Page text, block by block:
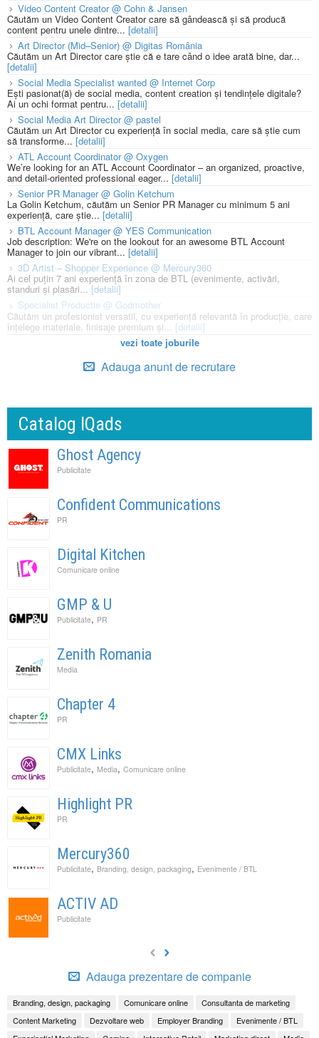
Video Content Creator @ Cohn & Jansen
Căutăm un Video Content Creator care să gândească și să producă
content pentru unele dintre... [detalii]
Art Director (Mid–Senior) @ Digitas România
Căutăm un Art Director care știe că e tare când o idee arată bine, dar...
[detalii]
Social Media Specialist wanted @ Internet Corp
Ești pasionat(ă) de social media, content creation și tendințele digitale?
Ai un ochi format pentru... [detalii]
Social Media Art Director @ pastel
Căutăm un Art Director cu experiență în social media, care să știe cum
să transforme... [detalii]
ATL Account Coordinator @ Oxygen
We’re looking for an ATL Account Coordinator – an organized, proactive,
and detail-oriented professional eager... [detalii]
Senior PR Manager @ Golin Ketchum
La Golin Ketchum, căutăm un Senior PR Manager cu minimum 5 ani
experiență, care știe... [detalii]
BTL Account Manager @ YES Communication
Job description: We're on the lookout for an awesome BTL Account
Manager to join our vibrant... [detalii]
3D Artist – Shopper Experience @ Mercury360
Ai cel puțin 7 ani experiență în zona de BTL (evenimente, activări,
standuri și plasări... [detalii]
Specialist Productie @ Godmother
Căutăm un profesionist versatil, cu experiență relevantă în producție, care
înțelege materiale, finisaje premium și... [detalii]
vezi toate joburile
Adauga anunt de recrutare
Catalog IQads
Ghost Agency
Publicitate
Confident Communications
PR
Digital Kitchen
Comunicare online
GMP & U
Publicitate, PR
Zenith Romania
Media
Chapter 4
PR
CMX Links
Publicitate, Media, Comunicare online
Highlight PR
PR
Mercury360
Publicitate, Branding, design, packaging, Evenimente / BTL
ACTIV AD
Publicitate
Adauga prezentare de companie
Branding, design, packaging Comunicare online
Consultanta de marketing
Content Marketing
Dezvoltare web Employer Branding
Evenimente / BTL